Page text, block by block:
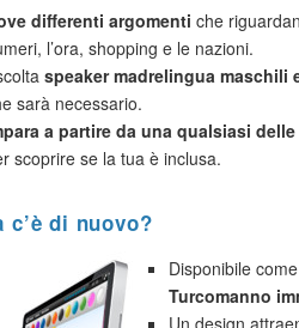
differenti argomenti che
l’ora, shopping e le nazioni.
speaker madrelingua maschili
sarà necessario.
a partire da una qualsiasi
scoprire se la tua è inclusa.
c’è di nuovo?
Disponibile
Turcomanno
Un design